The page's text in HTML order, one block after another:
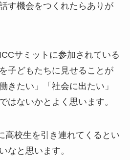
す機会をつくれたらありが
サミットに参加されている
子どもたちに見せることが
きたい」「社会に出たい」
はないかとよく思います。
校生を引き連れてくるとい
なと思います。